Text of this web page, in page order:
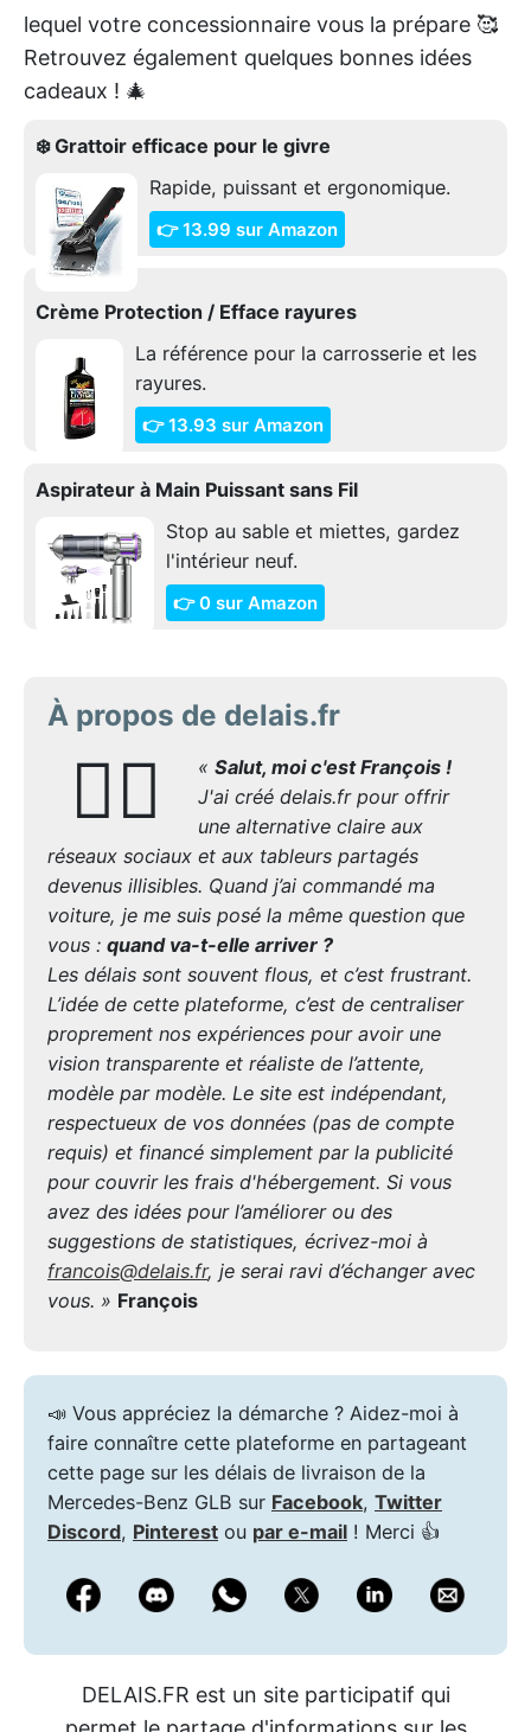
lequel votre concessionnaire vous la prépare 🥰
Retrouvez également quelques bonnes idées
cadeaux ! 🎄
❄️ Grattoir efficace pour le givre
Rapide, puissant et ergonomique.
👉 13.99 sur Amazon
Crème Protection / Efface rayures
La référence pour la carrosserie et les
rayures.
👉 13.93 sur Amazon
Aspirateur à Main Puissant sans Fil
Stop au sable et miettes, gardez
l'intérieur neuf.
👉 0 sur Amazon
À propos de delais.fr
🙋‍♂️ « Salut, moi c'est François !
J'ai créé delais.fr pour offrir
une alternative claire aux
réseaux sociaux et aux tableurs partagés
devenus illisibles. Quand j’ai commandé ma
voiture, je me suis posé la même question que
vous : quand va-t-elle arriver ?
Les délais sont souvent flous, et c’est frustrant.
L’idée de cette plateforme, c’est de centraliser
proprement nos expériences pour avoir une
vision transparente et réaliste de l’attente,
modèle par modèle. Le site est indépendant,
respectueux de vos données (pas de compte
requis) et financé simplement par la publicité
pour couvrir les frais d'hébergement. Si vous
avez des idées pour l’améliorer ou des
suggestions de statistiques, écrivez-moi à
francois@delais.fr, je serai ravi d’échanger avec
vous. » François
📣 Vous appréciez la démarche ? Aidez-moi à
faire connaître cette plateforme en partageant
cette page sur les délais de livraison de la
Mercedes-Benz GLB sur Facebook, Twitter
Discord, Pinterest ou par e-mail ! Merci 👍
DELAIS.FR est un site participatif qui